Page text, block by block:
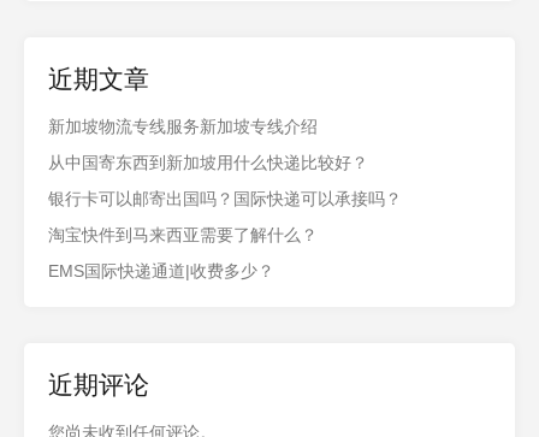
近期文章
新加坡物流专线服务新加坡专线介绍
从中国寄东西到新加坡用什么快递比较好？
银行卡可以邮寄出国吗？国际快递可以承接吗？
淘宝快件到马来西亚需要了解什么？
EMS国际快递通道|收费多少？
近期评论
您尚未收到任何评论。